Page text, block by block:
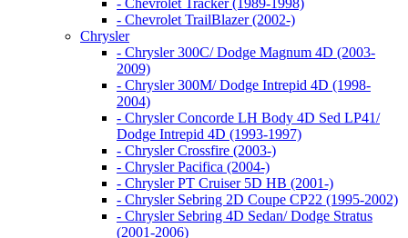
- Chevrolet Tracker (1989-1998)
- Chevrolet TrailBlazer (2002-)
Chrysler
- Chrysler 300C/ Dodge Magnum 4D (2003-
2009)
- Chrysler 300M/ Dodge Intrepid 4D (1998-
2004)
- Chrysler Concorde LH Body 4D Sed LP41/
Dodge Intrepid 4D (1993-1997)
- Chrysler Crossfire (2003-)
- Chrysler Pacifica (2004-)
- Chrysler PT Cruiser 5D HB (2001-)
- Chrysler Sebring 2D Coupe CP22 (1995-2002)
- Chrysler Sebring 4D Sedan/ Dodge Stratus
(2001-2006)